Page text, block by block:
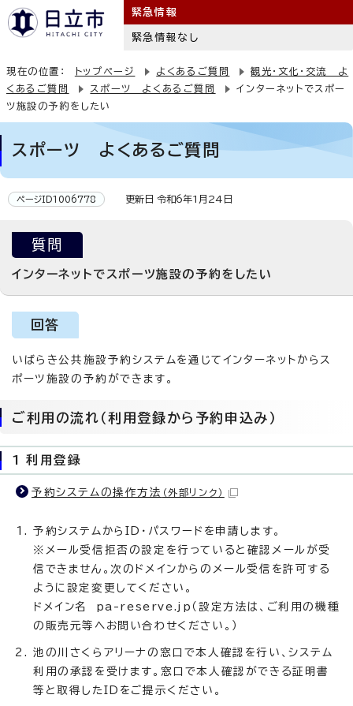
緊急情報
緊急情報なし
現在の位置： トップページ よくあるご質問
観光・文化・交流 よ
くあるご質問
スポーツ よくあるご質問
インターネットでスポー
ツ施設の予約をしたい
スポーツ よくあるご質問
ページID1006778 更新日 令和6年1月24日
質問
インターネットでスポーツ施設の予約をしたい
回答
いばらき公共施設予約システムを通じてインターネットからス
ポーツ施設の予約ができます。
ご利用の流れ（利用登録から予約申込み）
1 利用登録
予約システムの操作方法 （外部リンク）
予約システムからID・パスワードを申請します。
※メール受信拒否の設定を行っていると確認メールが受
信できません。次のドメインからのメール受信を許可する
ように設定変更してください。
ドメイン名 pa-reserve.jp（設定方法は、ご利用の機種
の販売元等へお問い合わせください。）
池の川さくらアリーナの窓口で本人確認を行い、システム
利用の承認を受けます。窓口で本人確認ができる証明書
等と取得したIDをご提示ください。